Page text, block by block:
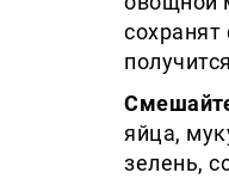
яйца,
зелень,